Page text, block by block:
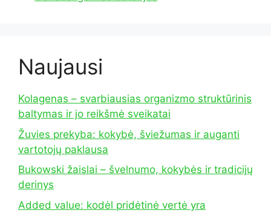
Naujausi
Kolagenas – svarbiausias organizmo struktūrinis
baltymas ir jo reikšmė sveikatai
Žuvies prekyba: kokybė, šviežumas ir auganti
vartotojų paklausa
Bukowski žaislai – švelnumo, kokybės ir tradicijų
derinys
Added value: kodėl pridėtinė vertė yra